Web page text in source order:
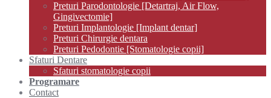
Preturi Parodontologie [Detartraj, Air Flow,
Gingivectomie]
Preturi Implantologie [Implant dentar]
Preturi Chirurgie dentara
Preturi Pedodontie [Stomatologie copii]
Sfaturi Dentare
Sfaturi stomatologie copii
Programare
Contact